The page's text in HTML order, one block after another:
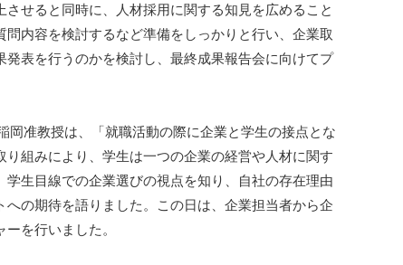
せると同時に、人材採用に関する知見を広めること
内容を検討するなど準備をしっかりと行い、企業取
表を行うのかを検討し、最終成果報告会に向けてプ
岡准教授は、「就職活動の際に企業と学生の接点とな
組みにより、学生は一つの企業の経営や人材に関す
生目線での企業選びの視点を知り、自社の存在理由
の期待を語りました。この日は、企業担当者から企
を行いました。